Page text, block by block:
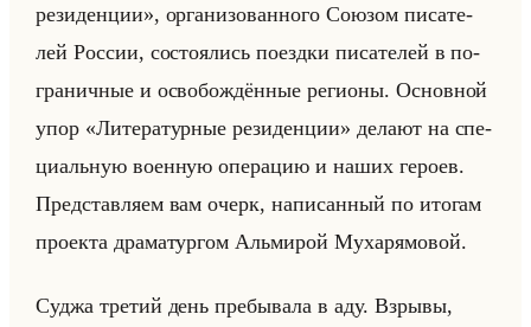
резиденции», ор­га­ни­зо­ван­но­го Со­юзом пи­са­те­
лей Рос­сии, со­сто­ялись по­езд­ки пи­са­те­лей в по­
гра­нич­ные и осво­бож­дён­ные ре­ги­оны. Ос­нов­ной
упор «Литературные резиденции» де­ла­ют на спе­
ци­альную во­ен­ную опе­ра­цию и наших ге­ро­ев.
Пред­став­ля­ем вам очерк, на­пи­сан­ный по ито­гам
про­ек­та дра­ма­тур­гом Альми­рой Му­ха­ря­мо­вой.
Суджа тре­тий день пре­бы­ва­ла в аду. Взры­вы,